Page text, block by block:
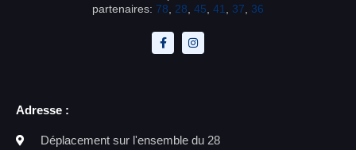
partenaires: 78 28 45 41 37 36
Adresse :
Déplacement sur l'ensemble du 28